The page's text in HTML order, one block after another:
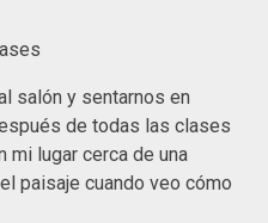
salón y sentarnos en
de todas las clases
mi lugar cerca de una
paisaje cuando veo cómo